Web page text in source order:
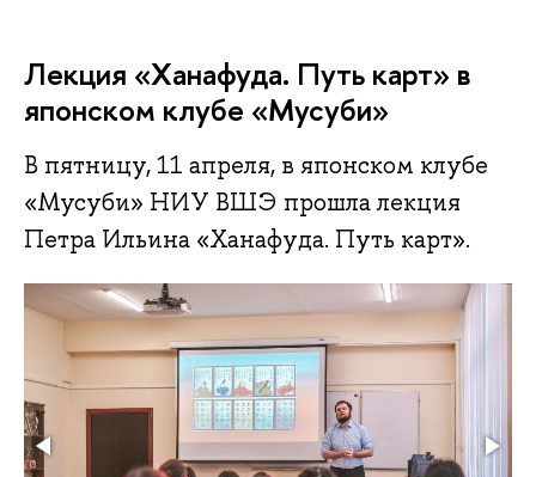
Лекция «Ханафуда. Путь карт» в
японском клубе «Мусуби»
В пятницу, 11 апреля, в японском клубе
«Мусуби» НИУ ВШЭ прошла лекция
Петра Ильина «Ханафуда. Путь карт».